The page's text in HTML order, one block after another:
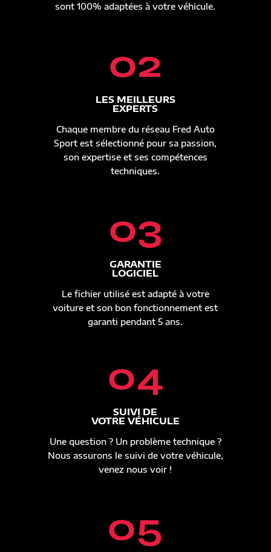
sont 100% adaptées à votre véhicule.
02
LES MEILLEURS
EXPERTS
Chaque membre du réseau Fred Auto
Sport est sélectionné pour sa passion,
son expertise et ses compétences
techniques.
03
GARANTIE
LOGICIEL
Le fichier utilisé est adapté à votre
voiture et son bon fonctionnement est
garanti pendant 5 ans.
04
SUIVI DE
VOTRE VÉHICULE
Une question ? Un problème technique ?
Nous assurons le suivi de votre véhicule,
venez nous voir !
05